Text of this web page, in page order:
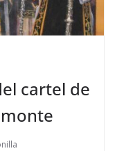
cartel de